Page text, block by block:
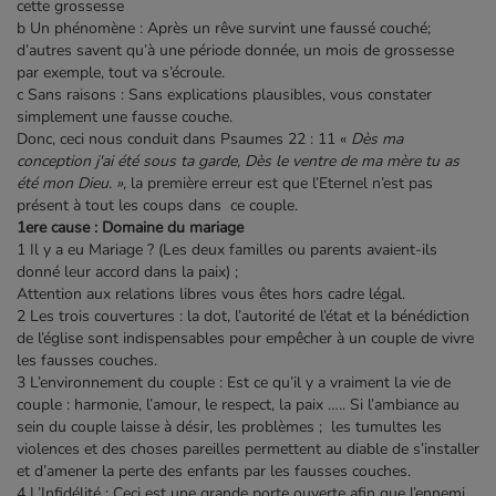
cette grossesse
b Un phénomène : Après un rêve survint une faussé couché;
d’autres savent qu’à une période donnée, un mois de grossesse
par exemple, tout va s’écroule.
c Sans raisons : Sans explications plausibles, vous constater
simplement une fausse couche.
Donc, ceci nous conduit dans Psaumes 22 : 11 « Dès ma
conception j'ai été sous ta garde, Dès le ventre de ma mère tu as
été mon Dieu. », la première erreur est que l’Eternel n’est pas
présent à tout les coups dans ce couple.
1ere cause : Domaine du mariage
1 Il y a eu Mariage ? (Les deux familles ou parents avaient-ils
donné leur accord dans la paix) ;
Attention aux relations libres vous êtes hors cadre légal.
2 Les trois couvertures : la dot, l’autorité de l’état et la bénédiction
de l’église sont indispensables pour empêcher à un couple de vivre
les fausses couches.
3 L’environnement du couple : Est ce qu’il y a vraiment la vie de
couple : harmonie, l’amour, le respect, la paix ….. Si l’ambiance au
sein du couple laisse à désir, les problèmes ; les tumultes les
violences et des choses pareilles permettent au diable de s’installer
et d’amener la perte des enfants par les fausses couches.